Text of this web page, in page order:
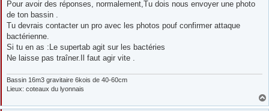
a
g
Pour avoir des réponses, normalement,Tu dois nous envoyer une photo
de ton bassin .
Tu devrais contacter un pro avec les photos pouf confirmer attaque
bactérienne.
Si tu en as :Le supertab agit sur les bactéries
Ne laisse pas traîner.Il faut agir vite .
Bassin 16m3 gravitaire 6kois de 40-60cm
Lieux: coteaux du lyonnais